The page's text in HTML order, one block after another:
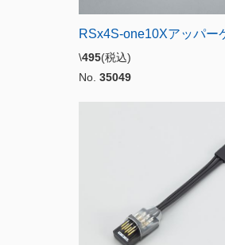
RSx4S-one10Xアッパー
\495(税込)
No. 35049